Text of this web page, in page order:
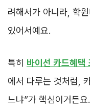
려해서가 아니라, 학
있어서예요.
특히 바이선 카드혜택
에서 다루는 것처럼,
느냐”가 핵심이거든